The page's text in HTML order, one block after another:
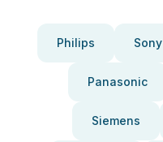
Philips Sony
Panasonic
Siemens